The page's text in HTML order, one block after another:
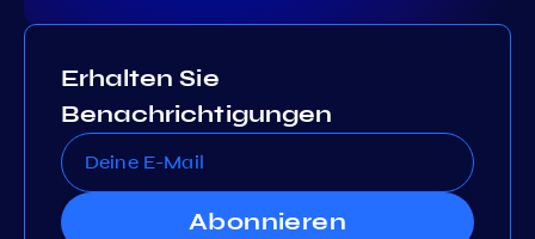
Erhalten Sie
Benachrichtigungen
Abonnieren